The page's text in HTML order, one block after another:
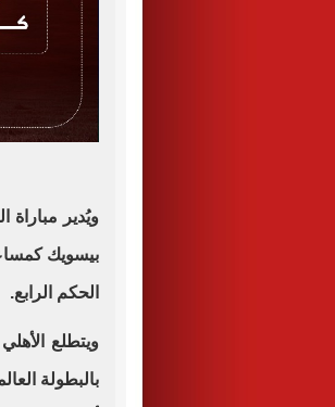
ويُدير مباراة
بيسويك
الحكم الرابع.